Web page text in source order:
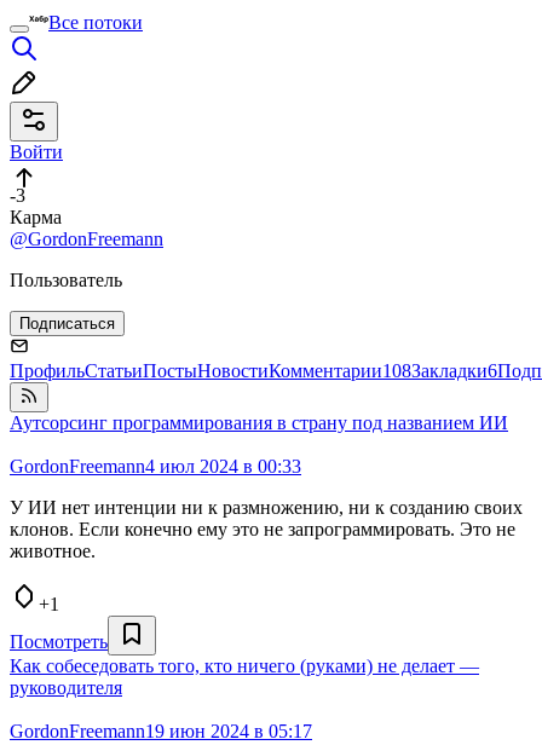
Все потоки
Войти
-3
Карма
@GordonFreemann
Пользователь
Подписаться
ПрофильСтатьиПостыНовостиКомментарии108Закладки6
Аутсорсинг программирования в страну под названием ИИ
GordonFreemann4 июл 2024 в 00:33
У ИИ нет интенции ни к размножению, ни к созданию своих
клонов. Если конечно ему это не запрограммировать. Это не
животное.
+1
Посмотреть
Как собеседовать того, кто ничего (руками) не делает —
руководителя
GordonFreemann19 июн 2024 в 05:17